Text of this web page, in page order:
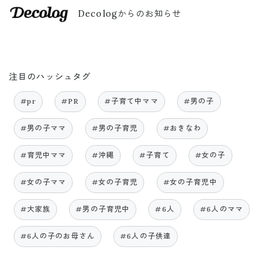
Decologからのお知らせ
注目のハッシュタグ
#pr #PR #子育て中ママ #男の子
#男の子ママ #男の子育児 #おきなわ
#育児中ママ #沖縄 #子育て #女の子
#女の子ママ #女の子育児 #女の子育児中
#大家族 #男の子育児中 #6人 #6人のママ
#6人の子のお母さん #6人の子供達